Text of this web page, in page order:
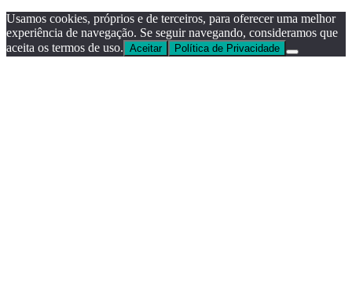
Usamos cookies, próprios e de terceiros, para oferecer uma melhor
experiência de navegação. Se seguir navegando, consideramos que
aceita os termos de uso. Aceitar Política de Privacidade